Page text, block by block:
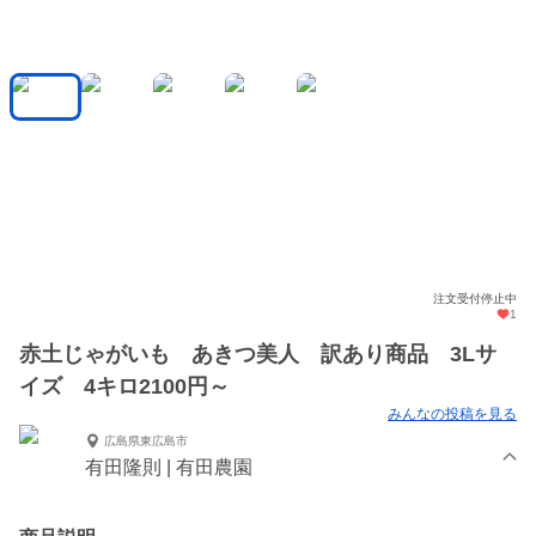
注文受付停止中
1
赤土じゃがいも あきつ美人 訳あり商品 3Lサ
イズ 4キロ2100円～
みんなの投稿を見る
広島県東広島市
有田隆則 | 有田農園